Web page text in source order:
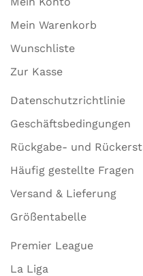
Mein Warenkorb
Wunschliste
Zur Kasse
Datenschutzrichtlinie
Geschäftsbedingungen
Rückgabe- und
Häufig gestellte Fragen
Versand & Lieferung
Größentabelle
Premier League
La Liga